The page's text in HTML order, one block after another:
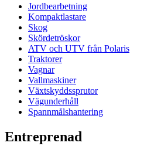
Jordbearbetning
Kompaktlastare
Skog
Skördetröskor
ATV och UTV från Polaris
Traktorer
Vagnar
Vallmaskiner
Växtskyddssprutor
Vägunderhåll
Spannmålshantering
Entreprenad